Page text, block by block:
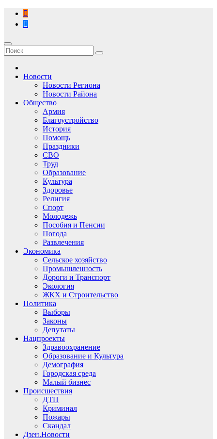
Перейти
содержимому
Новости
Новости Региона
Новости Района
Общество
Армия
Благоустройство
История
Помощь
Праздники
СВО
Труд
Образование
Культура
Здоровье
Религия
Спорт
Молодежь
Пособия и Пенсии
Погода
Развлечения
Экономика
Сельское хозяйство
Промышленность
Дороги и Транспорт
Экология
ЖКХ и Строительство
Политика
Выборы
Законы
Депутаты
Нацпроекты
Здравоохранение
Образование и Культура
Демография
Городская среда
Малый бизнес
Происшествия
ДТП
Криминал
Пожары
Скандал
Дзен.Новости